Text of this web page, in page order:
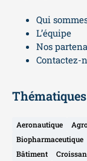
Qui
L’équipe
Nos
Contactez-
Thématiques
Aeronautique
Biopharmaceutique
Bâtiment